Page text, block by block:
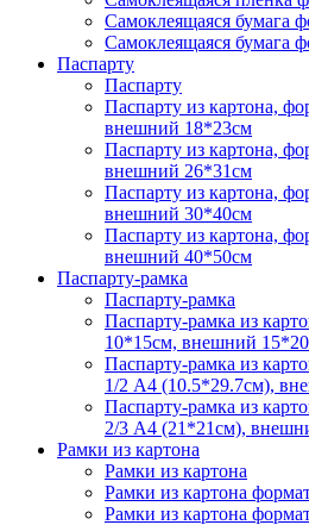
Самоклеящаяся бумага
Самоклеящаяся бумага
Паспарту
Паспарту
Паспарту из картона,
внешний 18*23см
Паспарту из картона,
внешний 26*31см
Паспарту из картона,
внешний 30*40см
Паспарту из картона,
внешний 40*50см
Паспарту-рамка
Паспарту-рамка
Паспарту-рамка из
10*15см, внешний
Паспарту-рамка из
1/2 А4 (10.5*29.7см),
Паспарту-рамка из
2/3 А4 (21*21см),
Рамки из картона
Рамки из картона
Рамки из картона
Рамки из картона